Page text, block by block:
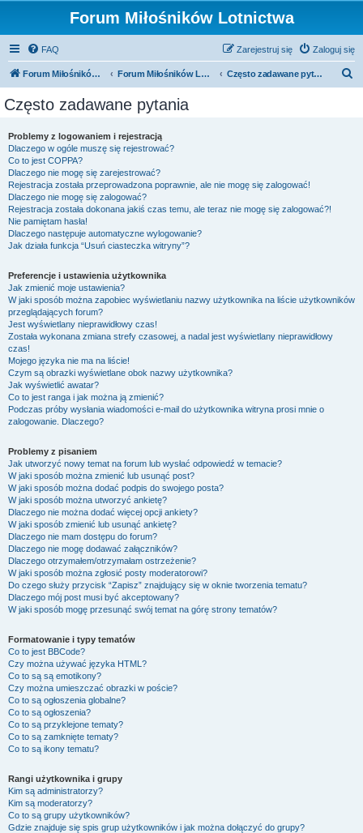
Forum Miłośników Lotnictwa
FAQ Zaloguj się
Zarejestruj się
Forum Miłośników Lotnictwa Forum Miłośników Lotnictwa Często zadawane pytania
Często zadawane pytania
Problemy z logowaniem i rejestracją
Dlaczego w ogóle muszę się rejestrować?
Co to jest COPPA?
Dlaczego nie mogę się zarejestrować?
Rejestracja została przeprowadzona poprawnie, ale nie mogę się zalogować!
Dlaczego nie mogę się zalogować?
Rejestracja została dokonana jakiś czas temu, ale teraz nie mogę się zalogować?!
Nie pamiętam hasła!
Dlaczego następuje automatyczne wylogowanie?
Jak działa funkcja “Usuń ciasteczka witryny”?
Preferencje i ustawienia użytkownika
Jak zmienić moje ustawienia?
W jaki sposób można zapobiec wyświetlaniu nazwy użytkownika na liście użytkowników
przeglądających forum?
Jest wyświetlany nieprawidłowy czas!
Została wykonana zmiana strefy czasowej, a nadal jest wyświetlany nieprawidłowy
czas!
Mojego języka nie ma na liście!
Czym są obrazki wyświetlane obok nazwy użytkownika?
Jak wyświetlić awatar?
Co to jest ranga i jak można ją zmienić?
Podczas próby wysłania wiadomości e-mail do użytkownika witryna prosi mnie o
zalogowanie. Dlaczego?
Problemy z pisaniem
Jak utworzyć nowy temat na forum lub wysłać odpowiedź w temacie?
W jaki sposób można zmienić lub usunąć post?
W jaki sposób można dodać podpis do swojego posta?
W jaki sposób można utworzyć ankietę?
Dlaczego nie można dodać więcej opcji ankiety?
W jaki sposób zmienić lub usunąć ankietę?
Dlaczego nie mam dostępu do forum?
Dlaczego nie mogę dodawać załączników?
Dlaczego otrzymałem/otrzymałam ostrzeżenie?
W jaki sposób można zgłosić posty moderatorowi?
Do czego służy przycisk “Zapisz” znajdujący się w oknie tworzenia tematu?
Dlaczego mój post musi być akceptowany?
W jaki sposób mogę przesunąć swój temat na górę strony tematów?
Formatowanie i typy tematów
Co to jest BBCode?
Czy można używać języka HTML?
Co to są są emotikony?
Czy można umieszczać obrazki w poście?
Co to są ogłoszenia globalne?
Co to są ogłoszenia?
Co to są przyklejone tematy?
Co to są zamknięte tematy?
Co to są ikony tematu?
Rangi użytkownika i grupy
Kim są administratorzy?
Kim są moderatorzy?
Co to są grupy użytkowników?
Gdzie znajduje się spis grup użytkowników i jak można dołączyć do grupy?